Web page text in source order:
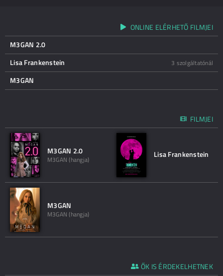
ONLINE ELÉRHETŐ FILMJEI
M3GAN 2.0
Lisa Frankenstein
3 szolgáltatónál
M3GAN
FILMJEI
M3GAN 2.0
M3GAN (hangja)
Lisa Frankenstein
M3GAN
M3GAN (hangja)
ŐK IS ÉRDEKELHETNEK